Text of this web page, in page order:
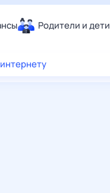
Родители и дети
Еда